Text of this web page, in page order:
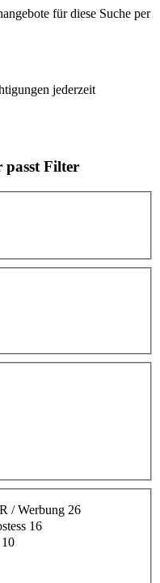
für diese Suche per
jederzeit
passt Filter
/ Werbung 26
16
10